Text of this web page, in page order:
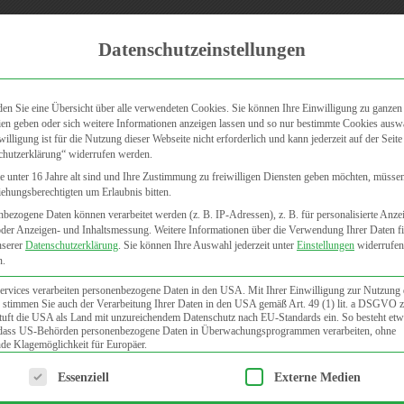
VORSORGELEISTUNGEN/CHECK-UP
Datenschutzeinstellungen
Sie eine Übersicht über alle verwendeten Cookies. Sie können Ihre Einwilligung zu ganzen
geben oder sich weitere Informationen anzeigen lassen und so nur bestimmte Cookies
ist für die Nutzung dieser Webseite nicht erforderlich und kann jederzeit auf der Seite
widerrufen werden.
unter 16 Jahre alt sind und Ihre Zustimmung zu freiwilligen Diensten geben möchten,
um Erlaubnis bitten.
Daten können verarbeitet werden (z. B. IP-Adressen), z. B. für personalisierte
Anzeigen- und Inhaltsmessung. Weitere Informationen über die Verwendung Ihrer Daten
Datenschutzerklärung. Sie können Ihre Auswahl jederzeit unter Einstellungen
verarbeiten personenbezogene Daten in den USA. Mit Ihrer Einwilligung zur Nutzung
stimmen Sie auch der Verarbeitung Ihrer Daten in den USA gemäß Art. 49 (1) lit. a DSGVO
die USA als Land mit unzureichendem Datenschutz nach EU-Standards ein. So besteht
US-Behörden personenbezogene Daten in Überwachungsprogrammen verarbeiten, ohne
Klagemöglichkeit für Europäer.
eine Liste der Service-Gruppen, für die eine Einwilligung
Essenziell Externe Medien